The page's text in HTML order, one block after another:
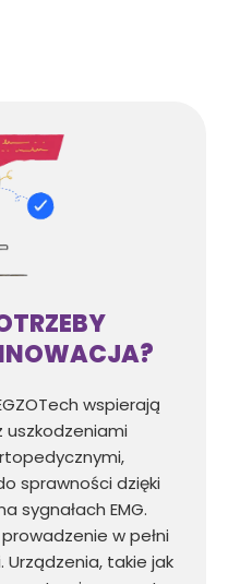
wspierają
sprawności dzięki
sygnałach EMG.
w pełni
takie jak